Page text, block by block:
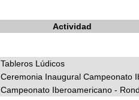
Actividad
Tableros Lúdicos
Ceremonia Inaugural Campeonato
Campeonato Iberoamericano -